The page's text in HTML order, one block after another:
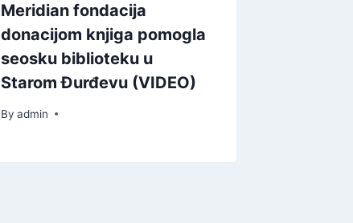
Meridian fondacija
donacijom knjiga pomogla
seosku biblioteku u
Starom Đurđevu (VIDEO)
By admin